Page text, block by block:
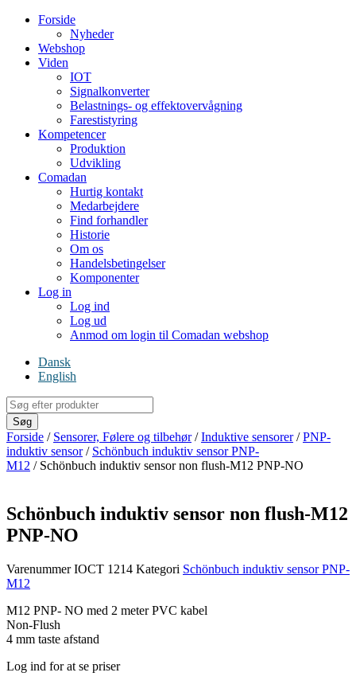
Forside
Nyheder
Webshop
Viden
IOT
Signalkonverter
Belastnings- og effektovervågning
Farestistyring
Kompetencer
Produktion
Udvikling
Comadan
Hurtig kontakt
Medarbejdere
Find forhandler
Historie
Om os
Handelsbetingelser
Komponenter
Log in
Log ind
Log ud
Anmod om login til Comadan webshop
Dansk
English
Products
search
Søg
Forside / Sensorer, Følere og tilbehør/Induktive sensorer/PNP-
induktiv sensor/ Schönbuch induktiv sensor PNP-
M12 / Schönbuch induktiv sensor non flush-M12 PNP-NO
Schönbuch induktiv sensor non flush-M12
PNP-NO
VarenummerIOCT 1214 Kategori Schönbuch induktiv sensor PNP-
M12
M12 PNP- NO med 2 meter PVC kabel
Non-Flush
4 mm taste afstand
Log ind for at se priser